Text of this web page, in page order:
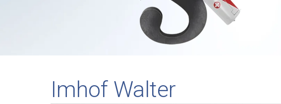
Imhof Walter